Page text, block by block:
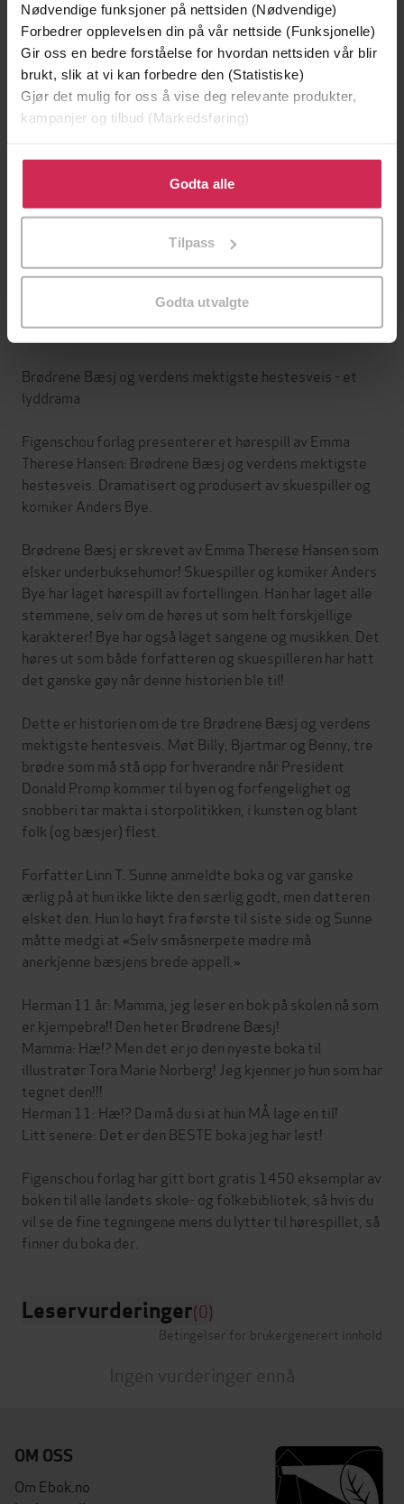
Nødvendige funksjoner på nettsiden (Nødvendige)
Forbedrer opplevelsen din på vår nettside (Funksjonelle)
Gir oss en bedre forståelse for hvordan nettsiden vår blir
brukt, slik at vi kan forbedre den (Statistiske)
Gjør det mulig for oss å vise deg relevante produkter,
kampanjer og tilbud (Markedsføring)
Klikk på «Godta alle» for å gi oss ditt samtykke til å
bruke cookies for alle disse formålene. Du kan også
tilpasse ditt samtykke til spesifikke formål ved å klikke
Godta alle
Tilpass
Godta utvalgte
Lengde 0:19
Sjanger Morsomme bøker,Barnebøker,6-9 år
Språk Bokmål
Vannmerket
9788284310190
Brødrene Bæsj og verdens mektigste hestesveis - et
lyddrama
Figenschou forlag presenterer et hørespill av Emma
Therese Hansen: Brødrene Bæsj og verdens mektigste
hestesveis. Dramatisert og produsert av skuespiller og
komiker Anders Bye.
Brødrene Bæsj er skrevet av Emma Therese Hansen som
elsker underbuksehumor! Skuespiller og komiker Anders
Bye har laget hørespill av fortellingen. Han har laget alle
stemmene, selv om de høres ut som helt forskjellige
karakterer! Bye har også laget sangene og musikken. Det
høres ut som både forfatteren og skuespilleren har hatt
det ganske gøy når denne historien ble til!
Dette er historien om de tre Brødrene Bæsj og verdens
mektigste hentesveis. Møt Billy, Bjartmar og Benny, tre
brødre som må stå opp for hverandre når President
Donald Promp kommer til byen og forfengelighet og
snobberi tar makta i storpolitikken, i kunsten og blant
folk (og bæsjer) flest.
Forfatter Linn T. Sunne anmeldte boka og var ganske
ærlig på at hun ikke likte den særlig godt, men datteren
elsket den. Hun lo høyt fra første til siste side og Sunne
måtte medgi at «Selv småsnerpete mødre må
anerkjenne bæsjens brede appell.»
Herman 11 år: Mamma, jeg leser en bok på skolen nå som
er kjempebra!! Den heter Brødrene Bæsj!
Mamma: Hæ!? Men det er jo den nyeste boka til
illustratør Tora Marie Norberg! Jeg kjenner jo hun som har
tegnet den!!!
Herman 11: Hæ!? Da må du si at hun MÅ lage en til!
Litt senere: Det er den BESTE boka jeg har lest!
Figenschou forlag har gitt bort gratis 1450 eksemplar av
boken til alle landets skole- og folkebibliotek, så hvis du
vil se de fine tegningene mens du lytter til hørespillet, så
Leservurderinger(0)
Betingelser for brukergenerert innhold
Ingen vurderinger ennå
OM OSS
Om Ebok.no